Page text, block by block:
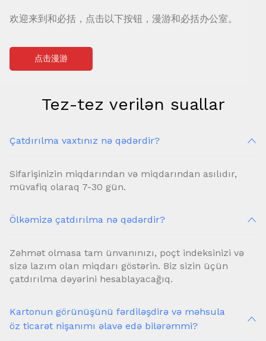
欢迎来到和必括，点击以下按钮，漫游和必括办公室。
点击漫游
Tez-tez verilən suallar
Çatdırılma vaxtınız nə qədərdir?
Sifarişinizin miqdarından və miqdarından asılıdır,
müvafiq olaraq 7-30 gün.
Ölkəmizə çatdırılma nə qədərdir?
Zəhmət olmasa tam ünvanınızı, poçt indeksinizi və
sizə lazım olan miqdarı göstərin. Biz sizin üçün
çatdırılma dəyərini hesablayacağıq.
Kartonun görünüşünü fərdiləşdirə və məhsula
öz ticarət nişanımı əlavə edə bilərəmmi?